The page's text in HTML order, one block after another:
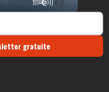
gratuite